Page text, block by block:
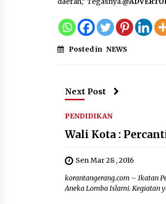
Posted in NEWS
Next Post
PENDIDIKAN
Wali Kota :
Sen Mar 28 , 2016
korantangerang.com – Ikatan
Aneka Lomba Islami. Kegiatan